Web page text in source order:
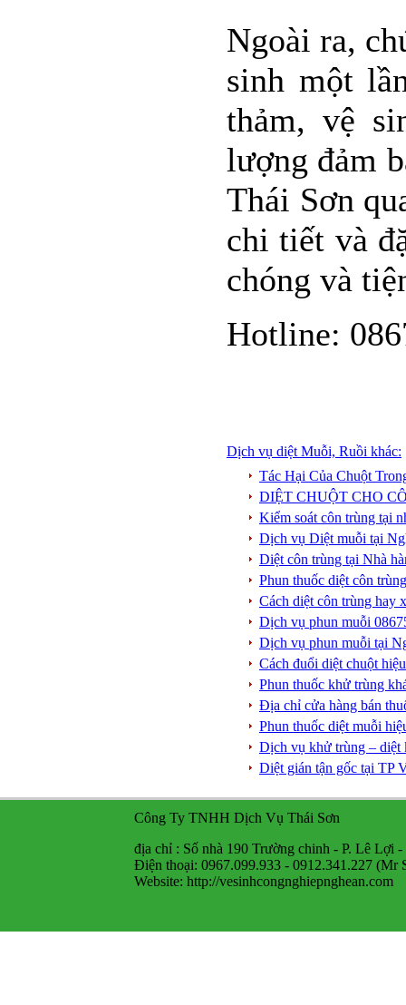
Ngoài ra,
sinh một
thảm, vệ
lượng đảm
Thái Sơn
chi tiết và
chóng và
Hotline:
Dịch vụ diệt Muỗi, Ruồi khác:
Tác Hại Của Chuột
DIỆT CHUỘT CHO
Kiểm soát côn trùng tại
Dịch vụ Diệt muỗi tại
Diệt côn trùng tại Nhà
Phun thuốc diệt côn
Cách diệt côn trùng hay
Dịch vụ phun muỗi
Dịch vụ phun muỗi tại
Cách đuổi diệt chuột
Phun thuốc khử trùng
Địa chỉ cửa hàng bán
Phun thuốc diệt muỗi
Dịch vụ khử trùng – diệt
Diệt gián tận gốc tại TP
Công Ty TNHH Dịch Vụ Thái Sơn
địa chỉ : Số nhà 190 Trường chinh - P. Lê Lợi
Điện thoại: 0967.099.933 - 0912.341.227 (Mr
Website: http://vesinhcongnghiepnghean.com